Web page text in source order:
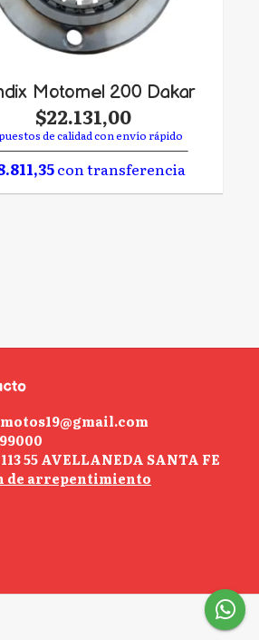
Motomel 200 Dakar
$22.131,00
de calidad con envío rápido
con transferencia
55 AVELLANEDA SANTA FE
de arrepentimiento